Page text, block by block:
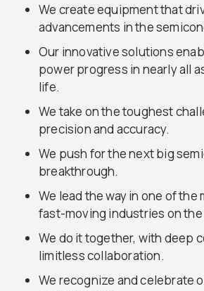
We create equipment that
advancements in the
Our innovative solutions
power progress in nearly all
life.
We take on the toughest
precision and accuracy.
We push for the next big
breakthrough.
We lead the way in one of the
fast-moving industries on
We do it together, with deep
limitless collaboration.
We recognize and celebrate